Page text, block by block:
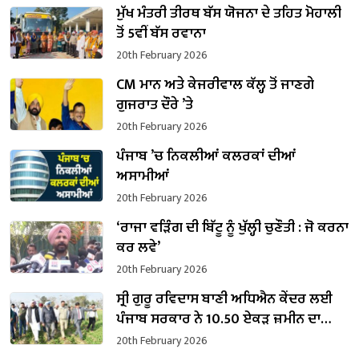
ਮੁੱਖ ਮੰਤਰੀ ਤੀਰਥ ਬੱਸ ਯੋਜਨਾ ਦੇ ਤਹਿਤ ਮੋਹਾਲੀ
ਤੋਂ 5ਵੀਂ ਬੱਸ ਰਵਾਨਾ
20th February 2026
CM ਮਾਨ ਅਤੇ ਕੇਜਰੀਵਾਲ ਕੱਲ੍ਹ ਤੋਂ ਜਾਣਗੇ
ਗੁਜਰਾਤ ਦੌਰੇ ’ਤੇ
20th February 2026
ਪੰਜਾਬ ’ਚ ਨਿਕਲੀਆਂ ਕਲਰਕਾਂ ਦੀਆਂ
ਅਸਾਮੀਆਂ
20th February 2026
‘ਰਾਜਾ ਵੜਿੰਗ ਦੀ ਬਿੱਟੂ ਨੂੰ ਖੁੱਲ੍ਹੀ ਚੁਣੌਤੀ : ਜੋ ਕਰਨਾ
ਕਰ ਲਵੇ’
20th February 2026
ਸ੍ਰੀ ਗੁਰੂ ਰਵਿਦਾਸ ਬਾਣੀ ਅਧਿਐਨ ਕੇਂਦਰ ਲਈ
ਪੰਜਾਬ ਸਰਕਾਰ ਨੇ 10.50 ਏਕੜ ਜ਼ਮੀਨ ਦਾ
ਕਬਜ਼ਾ ਲਿਆ
20th February 2026